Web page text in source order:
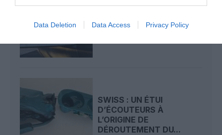
Data Deletion Data Access Privacy Policy
REDEVANCES
SCARA CONTESTE LES
SWISS : UN ÉTUI
D’ÉCOUTEURS À
L’ORIGINE DE
DÉROUTEMENT DU...